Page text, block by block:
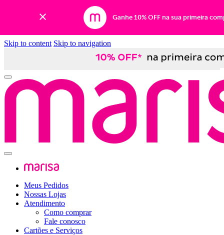
Ganhe 10% OFF na sua primeira
Skip to content Skip to navigation
Meus Pedidos
Nossas Lojas
Atendimento
Como comprar
Fale conosco
Cartões e Serviços